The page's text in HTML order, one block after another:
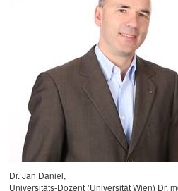
Dr. Jan Daniel,
Universitäts-Dozent (Universität Wien) Dr.